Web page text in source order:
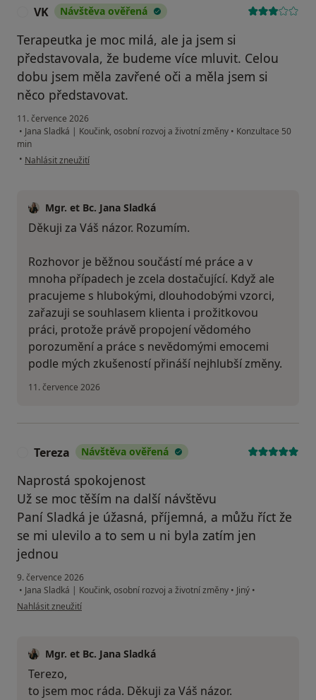
VK Návštěva ověřená
Terapeutka je moc milá, ale ja jsem si
představovala, že budeme více mluvit. Celou
dobu jsem měla zavřené oči a měla jsem si
něco představovat.
11. července 2026
• Jana Sladká | Koučink, osobní rozvoj a životní změny • Konzultace 50
min
• podle názoru uživatele VK
Nahlásit zneužití
Mgr. et Bc. Jana Sladká
Děkuji za Váš názor. Rozumím.
Rozhovor je běžnou součástí mé práce a v
mnoha případech je zcela dostačující. Když ale
pracujeme s hlubokými, dlouhodobými vzorci,
zařazuji se souhlasem klienta i prožitkovou
práci, protože právě propojení vědomého
porozumění a práce s nevědomými emocemi
podle mých zkušeností přináší nejhlubší změny.
11. července 2026
Tereza Návštěva ověřená
Naprostá spokojenost
Už se moc těším na další návštěvu
Paní Sladká je úžasná, příjemná, a můžu říct že
se mi ulevilo a to sem u ni byla zatím jen
jednou
9. července 2026
• Jana Sladká | Koučink, osobní rozvoj a životní změny • Jiný •
podle názoru uživatele Tereza
Nahlásit zneužití
Mgr. et Bc. Jana Sladká
Terezo,
to jsem moc ráda. Děkuji za Váš názor.